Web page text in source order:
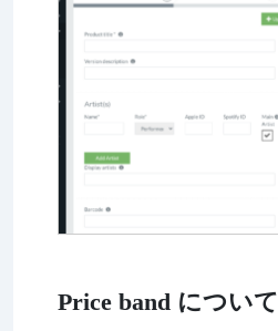
Price band について